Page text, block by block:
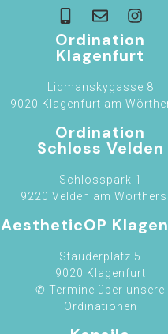
Ordination
Klagenfurt
Lidmanskygasse 8
9020 Klagenfurt am
Ordination
Schloss Velden
Schlosspark 1
9220 Velden am
AestheticOP
Stauderplatz 5
9020 Klagenfurt
✆ Termine über unsere
Ordinationen